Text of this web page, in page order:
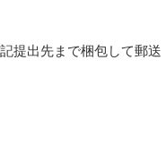
提出先まで梱包して郵送